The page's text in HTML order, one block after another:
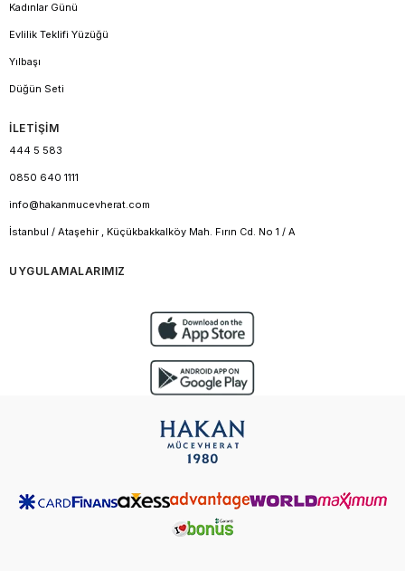
Kadınlar Günü
Evlilik Teklifi Yüzüğü
Yılbaşı
Düğün Seti
İLETİŞİM
444 5 583
0850 640 1111
info@hakanmucevherat.com
İstanbul / Ataşehir , Küçükbakkalköy Mah. Fırın Cd. No 1 / A
UYGULAMALARIMIZ